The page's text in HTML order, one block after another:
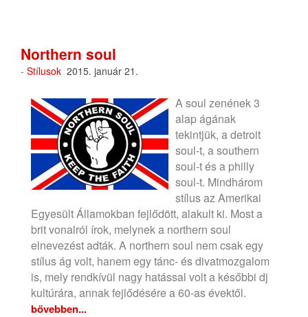
Northern soul
- Stílusok 2015. január 21.
A soul zenének 3
alap ágának
tekintjük, a detroit
soul-t, a southern
soul-t és a philly
soul-t. Mindhárom
stílus az Amerikai
Egyesült Államokban fejlődött, alakult ki. Most a
brit vonalról írok, melynek a northern soul
elnevezést adták. A northern soul nem csak egy
stílus ág volt, hanem egy tánc- és divatmozgalom
is, mely rendkívül nagy hatással volt a későbbi dj
kultúrára, annak fejlődésére a 60-as évektől.
bővebben...